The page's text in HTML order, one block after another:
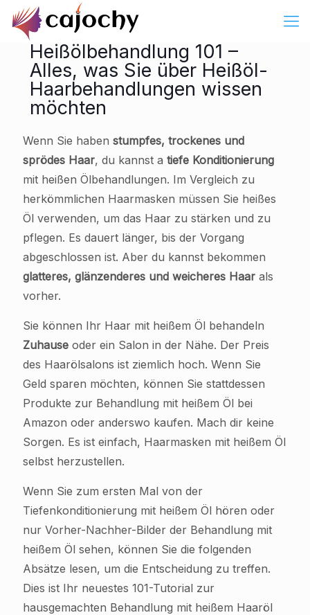
Heißölbehandlung 101 –
Alles, was Sie über Heißöl-
Haarbehandlungen wissen
möchten
Wenn Sie haben stumpfes, trockenes und
sprödes Haar, du kannst a tiefe Konditionierung
mit heißen Ölbehandlungen. Im Vergleich zu
herkömmlichen Haarmasken müssen Sie heißes
Öl verwenden, um das Haar zu stärken und zu
pflegen. Es dauert länger, bis der Vorgang
abgeschlossen ist. Aber du kannst bekommen
glatteres, glänzenderes und weicheres Haar als
vorher.
Sie können Ihr Haar mit heißem Öl behandeln
Zuhause oder ein Salon in der Nähe. Der Preis
des Haarölsalons ist ziemlich hoch. Wenn Sie
Geld sparen möchten, können Sie stattdessen
Produkte zur Behandlung mit heißem Öl bei
Amazon oder anderswo kaufen. Mach dir keine
Sorgen. Es ist einfach, Haarmasken mit heißem Öl
selbst herzustellen.
Wenn Sie zum ersten Mal von der
Tiefenkonditionierung mit heißem Öl hören oder
nur Vorher-Nachher-Bilder der Behandlung mit
heißem Öl sehen, können Sie die folgenden
Absätze lesen, um die Entscheidung zu treffen.
Dies ist Ihr neuestes 101-Tutorial zur
hausgemachten Behandlung mit heißem Haaröl